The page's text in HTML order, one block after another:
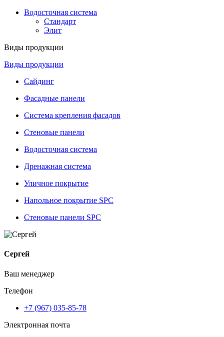
Водосточная система
Стандарт
Элит
Виды продукции
Виды продукции
Сайдинг
Фасадные панели
Система крепления фасадов
Стеновые панели
Водосточная система
Дренажная система
Уличное покрытие
Напольное покрытие SPC
Стеновые панели SPC
Сергей
Ваш менеджер
Телефон
+7 (967) 035-85-78
Электронная почта